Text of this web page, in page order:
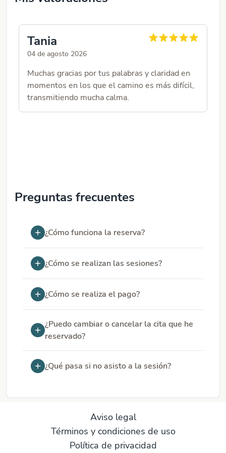
Tania
04 de agosto 2026
Muchas gracias por tus palabras y claridad en
momentos en los que el camino es más difícil,
transmitiendo mucha calma.
Preguntas frecuentes
¿Cómo funciona la reserva?
¿Cómo se realizan las sesiones?
¿Cómo se realiza el pago?
¿Puedo cambiar o cancelar la cita que he
reservado?
¿Qué pasa si no asisto a la sesión?
Aviso legal
Términos y condiciones de uso
Política de privacidad